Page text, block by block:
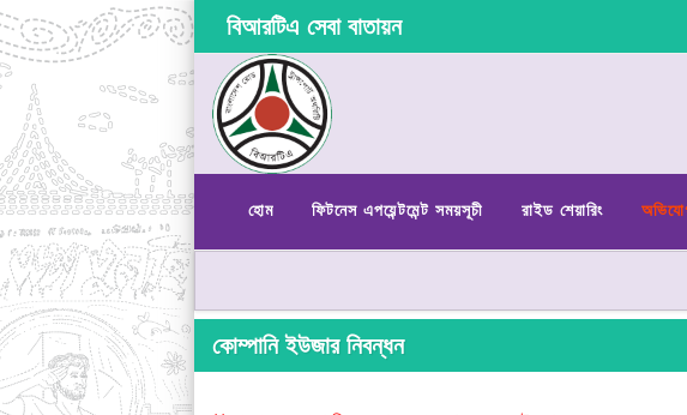
বিআরটিএ সেবা বাতায়ন
হোম ফিটনেস এপয়েন্টমেন্ট সময়সূচী রাইড শেয়ারিং
কোম্পানি ইউজার নিবন্ধন